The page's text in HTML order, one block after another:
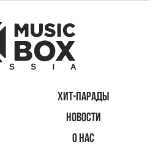
ХИТ-ПАРАДЫ
НОВОСТИ
О НАС